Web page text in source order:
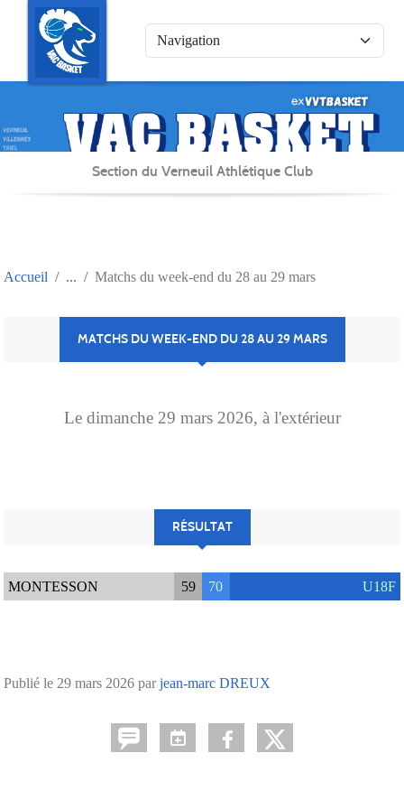
Section du Verneuil Athlétique Club
Accueil Matchs du week-end du 28 au 29 mars
MATCHS DU WEEK-END DU 28 AU 29 MARS
Le dimanche 29 mars 2026, à l'extérieur
RÉSULTAT
MONTESSON 59 70 U18F
Publié le 29 mars 2026 parjean-marc DREUX
Panneau de gestion des cookies